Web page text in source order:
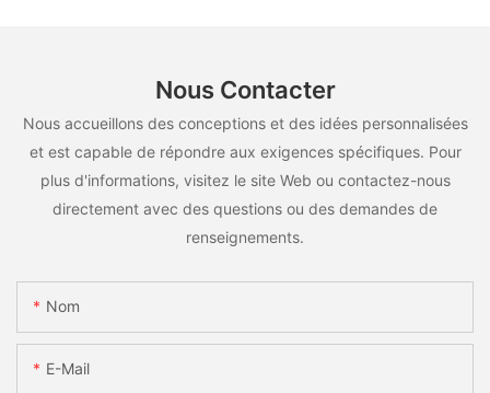
Nous Contacter
Nous accueillons des conceptions et des idées personnalisées
et est capable de répondre aux exigences spécifiques. Pour
plus d'informations, visitez le site Web ou contactez-nous
directement avec des questions ou des demandes de
renseignements.
Nom
E-Mail